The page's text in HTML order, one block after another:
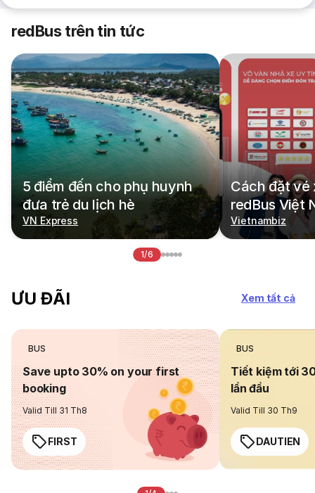
redBus trên tin tức
5 điểm đến cho phụ huynh
đưa trẻ du lịch hè
VN Express
Cách đặt vé
redBus Việt
Vietnambiz
1/6
ƯU ĐÃI Xem tất cả
BUS
Save upto 30% on your first
booking
Valid Till 31 Th8
FIRST
BUS
Tiết kiệm tới
lần đầu
Valid Till 30 Th9
DAUTIEN